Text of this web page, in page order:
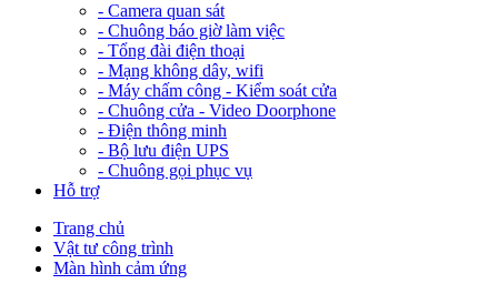
- Camera quan sát
- Chuông báo giờ làm việc
- Tổng đài điện thoại
- Mạng không dây, wifi
- Máy chấm công - Kiểm soát cửa
- Chuông cửa - Video Doorphone
- Điện thông minh
- Bộ lưu điện UPS
- Chuông gọi phục vụ
Hỗ trợ
Trang chủ
Vật tư công trình
Màn hình cảm ứng